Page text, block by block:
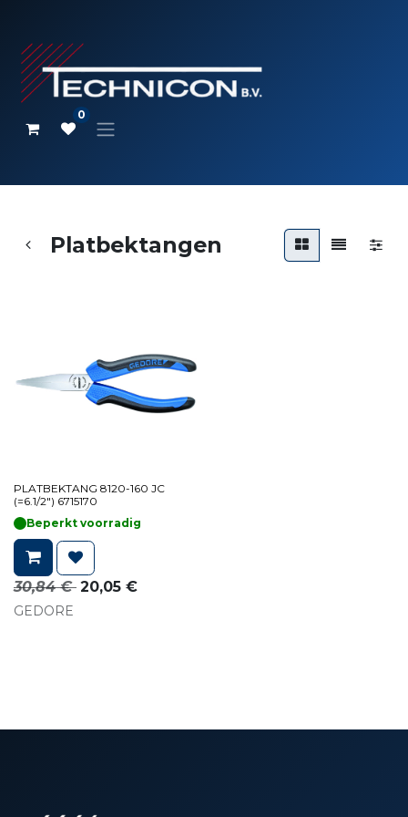
0
Platbektangen
PLATBEKTANG 8120-160 JC
(=6.1/2") 6715170
Beperkt voorradig
30,84€ 20,05 €
GEDORE